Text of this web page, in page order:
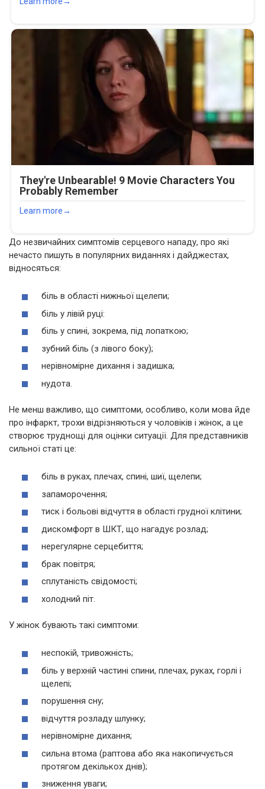
До незвичайних симптомів серцевого нападу, про які
нечасто пишуть в популярних виданнях і дайджестах,
відносяться:
біль в області нижньої щелепи;
біль у лівій руці:
біль у спині, зокрема, під лопаткою;
зубний біль (з лівого боку);
нерівномірне дихання і задишка;
нудота.
Не менш важливо, що симптоми, особливо, коли мова йде
про інфаркт, трохи відрізняються у чоловіків і жінок, а це
створює труднощі для оцінки ситуації. Для представників
сильної статі це:
біль в руках, плечах, спині, шиї, щелепи;
запаморочення;
тиск і больові відчуття в області грудної клітини;
дискомфорт в ШКТ, що нагадує розлад;
нерегулярне серцебиття;
брак повітря;
сплутаність свідомості;
холодний піт.
У жінок бувають такі симптоми:
неспокій, тривожність;
біль у верхній частині спини, плечах, руках, горлі і
щелепі;
порушення сну;
відчуття розладу шлунку;
нерівномірне дихання;
сильна втома (раптова або яка накопичується
протягом декількох днів);
зниження уваги;